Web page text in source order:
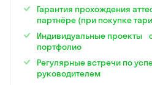
Гарантия прохождения
партнёре (при покупке
Индивидуальные проекты
портфолио
Регулярные встречи по
руководителем